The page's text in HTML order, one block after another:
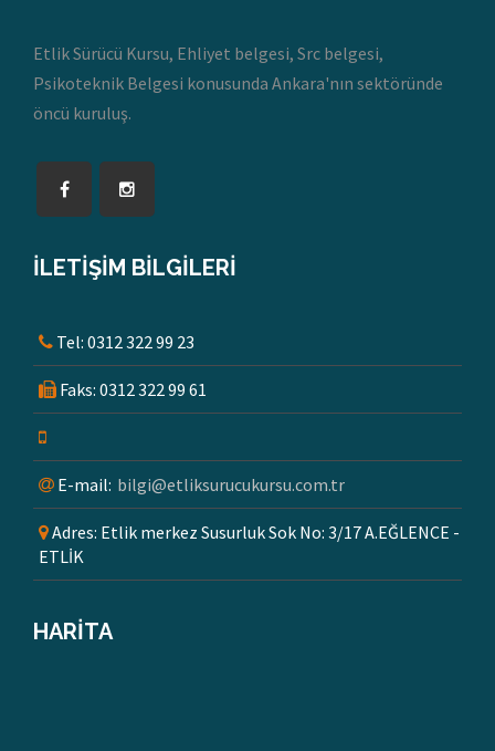
Etlik Sürücü Kursu, Ehliyet belgesi, Src belgesi,
Psikoteknik Belgesi konusunda Ankara'nın sektöründe
öncü kuruluş.
İLETİŞİM BİLGİLERİ
Tel: 0312 322 99 23
Faks: 0312 322 99 61
E-mail: bilgi@etliksurucukursu.com.tr
Adres: Etlik merkez Susurluk Sok No: 3/17 A.EĞLENCE -
ETLİK
HARİTA